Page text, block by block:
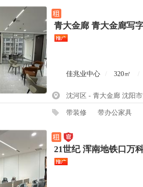
青大金廊 青大金廊写
佳兆业中心 / 320㎡ /
沈河区 - 青大金廊 沈阳
带装修 带办公家具
21世纪 浑南地铁口万